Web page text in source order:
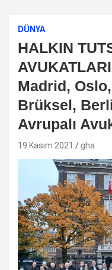
DÜNYA
HALKIN
Madrid,
Brüksel,
Avrupalı
19 Kasım 2021 gha